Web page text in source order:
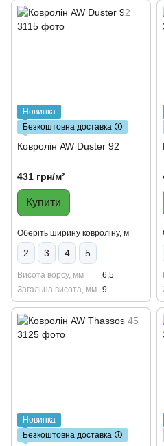
Новинка
Безкоштовна доставка 🛈
Ковролін AW Duster 92
431 грн/м²
Купити
Оберіть ширину ковроліну, м
2 3 4 5
Висота ворсу, мм
6,5
Загальна висота, мм 9
Новинка
Безкоштовна доставка 🛈